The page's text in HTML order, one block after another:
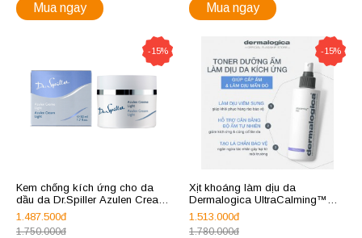
Mua ngay Mua ngay
-15%
Kem chống kích ứng cho da
dầu da Dr.Spiller Azulen Cream
Light
1.487.500đ
1.750.000đ
-15%
Xịt khoáng làm dịu da
Dermalogica UltraCalming™
Mist
1.513.000đ
1.780.000đ